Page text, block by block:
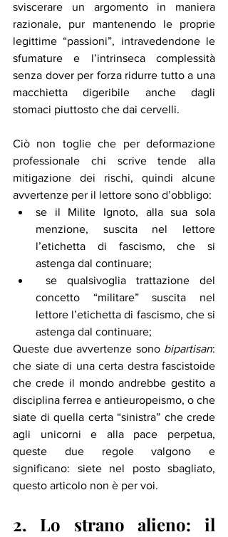
sviscerare un argomento in maniera
razionale, pur mantenendo le proprie
legittime “passioni”, intravedendone le
sfumature e l’intrinseca complessità
senza dover per forza ridurre tutto a una
macchietta digeribile anche dagli
stomaci piuttosto che dai cervelli.
Ciò non toglie che per deformazione
professionale chi scrive tende alla
mitigazione dei rischi, quindi alcune
avvertenze per il lettore sono d’obbligo:
se il Milite Ignoto, alla sua sola
menzione, suscita nel lettore
l’etichetta di fascismo, che si
astenga dal continuare;
concetto “militare” suscita nel
lettore l’etichetta di fascismo, che si
astenga dal continuare;
Queste due avvertenze sono bipartisan:
che siate di una certa destra fascistoide
che crede il mondo andrebbe gestito a
disciplina ferrea e antieuropeismo, o che
siate di quella certa “sinistra” che crede
agli unicorni e alla pace perpetua,
queste due regole valgono e
significano: siete nel posto sbagliato,
questo articolo non è per voi.
2. Lo strano alieno: il